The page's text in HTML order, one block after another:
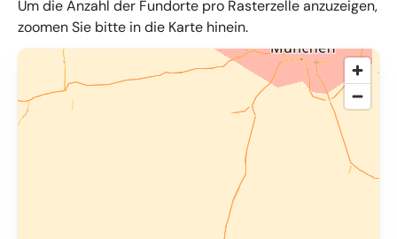
Um die Anzahl der Fundorte pro Rasterzelle anzuzeigen,
zoomen Sie bitte in die Karte hinein.
© OpenMapTiles 34u GmbH